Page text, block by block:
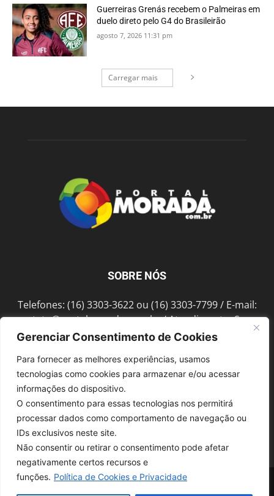
Gerenciar Consentimento de Cookies
Para fornecer as melhores experiências, usamos
tecnologias como cookies para armazenar e/ou acessar
informações do dispositivo.
O consentimento para essas tecnologias nos permitirá
processar dados como comportamento de navegação ou
IDs exclusivos neste site.
Não consentir ou retirar o consentimento pode afetar
negativamente certos recursos e
funções. Política de Cookies e Privacidade
Guerreiras Grenás recebem o Palmeiras em
duelo direto pelo G4 do Brasileirão
agosto 7, 2026 11:31 pm
Carregar mais
SOBRE NÓS
Telefones: (16) 3303-3622 ou (16) 3303-7799 / E-mail:
contato@portalmorada.com.br/ Atendimento: Seg a
Sex das 8h às 18h / Endereço: Av. Bento de Abreu, 889
SIGA-NOS
© 1997-2022, GRUPO ROBERTO MONTORO É proibida a reprodução do